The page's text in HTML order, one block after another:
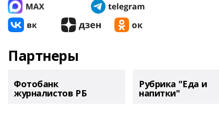
Партнеры
Фотобанк
журналистов РБ
Рубрика "Еда и
напитки"